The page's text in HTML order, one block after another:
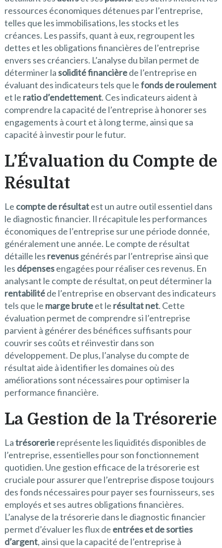
ressources économiques détenues par l’entreprise,
telles que les immobilisations, les stocks et les
créances. Les passifs, quant à eux, regroupent les
dettes et les obligations financières de l’entreprise
envers ses créanciers. L’analyse du bilan permet de
déterminer lasolidité financièrede l’entreprise en
évaluant des indicateurs tels que lefonds de roulement
et le ratio d’endettement. Ces indicateurs aident à
comprendre la capacité de l’entreprise à honorer ses
engagements à court et à long terme, ainsi que sa
capacité à investir pour le futur.
L’Évaluation du Compte de
Résultat
Le compte de résultatest un autre outil essentiel dans
le diagnostic financier. Il récapitule les performances
économiques de l’entreprise sur une période donnée,
généralement une année. Le compte de résultat
détaille les revenusgénérés par l’entreprise ainsi que
les dépensesengagées pour réaliser ces revenus. En
analysant le compte de résultat, on peut déterminer la
rentabilitéde l’entreprise en observant des indicateurs
tels que le marge bruteet le résultat net. Cette
évaluation permet de comprendre si l’entreprise
parvient à générer des bénéfices suffisants pour
couvrir ses coûts et réinvestir dans son
développement. De plus, l’analyse du compte de
résultat aide à identifier les domaines où des
améliorations sont nécessaires pour optimiser la
performance financière.
La Gestion de la Trésorerie
Latrésoreriereprésente les liquidités disponibles de
l’entreprise, essentielles pour son fonctionnement
quotidien. Une gestion efficace de la trésorerie est
cruciale pour assurer que l’entreprise dispose toujours
des fonds nécessaires pour payer ses fournisseurs, ses
employés et ses autres obligations financières.
L’analyse de la trésorerie dans le diagnostic financier
permet d’évaluer les flux de entrées et de sorties
d’argent, ainsi que la capacité de l’entreprise à